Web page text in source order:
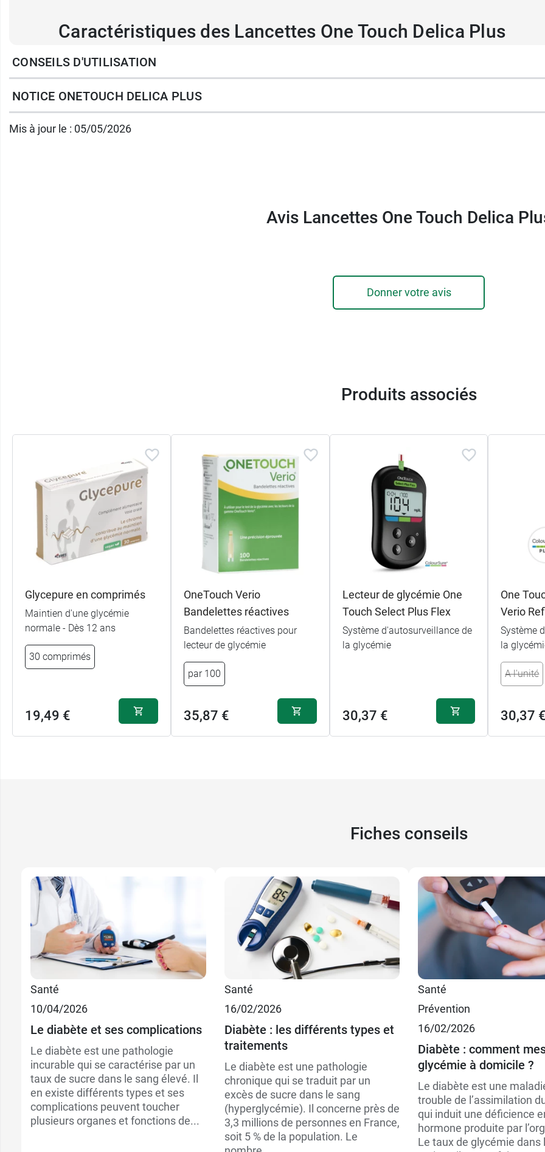
Caractéristiques des Lancettes One Touch Delica Plus
Compatibles avec le
30 G - 0,32 mm.
Marquage CE1639.
Revêtement en silicone.
CONSEILS D'UTILISATION
NOTICE ONETOUCH DELICA PLUS
Mis à jour le : 05/05/2026
Avis Lancettes One Touch Delica
Donner votre avis
Produits associés
Glycepure en comprimés
Maintien d'une glycémie
normale - Dès 12 ans
30 comprimés
19,49 €
OneTouch Verio
Bandelettes réactives
Bandelettes réactives pour
lecteur de glycémie
par 100
35,87 €
Lecteur de glycémie One
Touch Select Plus Flex
Système d'autosurveillance de
la glycémie
30,37 €
One
Verio
Système
la
A l'unité
30,37
Fiches conseils
Santé
10/04/2026
Le diabète et ses complications
Le diabète est une pathologie
incurable qui se caractérise par un
taux de sucre dans le sang élevé. Il
en existe différents types et ses
complications peuvent toucher
plusieurs organes et fonctions de...
Santé
16/02/2026
Diabète : les différents types et
traitements
Le diabète est une pathologie
chronique qui se traduit par un
excès de sucre dans le sang
(hyperglycémie). Il concerne près de
3,3 millions de personnes en France,
soit 5 % de la population. Le
Santé
Prévention
16/02/2026
Diabète : comment
glycémie à domicile ?
Le diabète est une
trouble de l’assimilation
qui induit une déficience
hormone produite par
Le taux de glycémie dans